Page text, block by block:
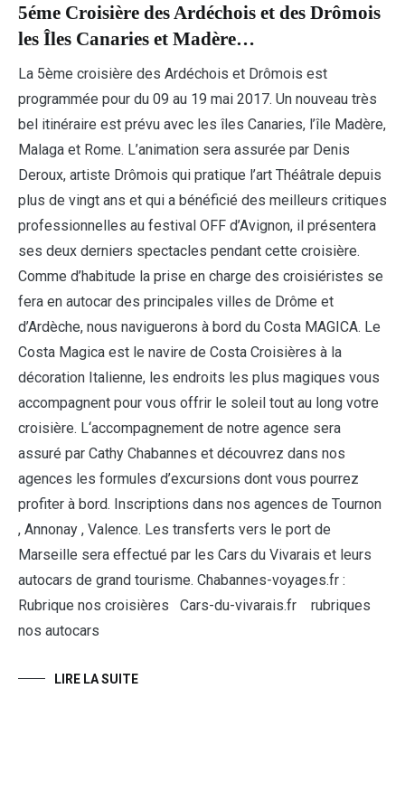
5éme Croisière des Ardéchois et des Drômois
les Îles Canaries et Madère…
La 5ème croisière des Ardéchois et Drômois est
programmée pour du 09 au 19 mai 2017. Un nouveau très
bel itinéraire est prévu avec les îles Canaries, l’île Madère,
Malaga et Rome. L’animation sera assurée par Denis
Deroux, artiste Drômois qui pratique l’art Théâtrale depuis
plus de vingt ans et qui a bénéficié des meilleurs critiques
professionnelles au festival OFF d’Avignon, il présentera
ses deux derniers spectacles pendant cette croisière.
Comme d’habitude la prise en charge des croisiéristes se
fera en autocar des principales villes de Drôme et
d’Ardèche, nous naviguerons à bord du Costa MAGICA. Le
Costa Magica est le navire de Costa Croisières à la
décoration Italienne, les endroits les plus magiques vous
accompagnent pour vous offrir le soleil tout au long votre
croisière. L‘accompagnement de notre agence sera
assuré par Cathy Chabannes et découvrez dans nos
agences les formules d’excursions dont vous pourrez
profiter à bord. Inscriptions dans nos agences de Tournon
, Annonay , Valence. Les transferts vers le port de
Marseille sera effectué par les Cars du Vivarais et leurs
autocars de grand tourisme. Chabannes-voyages.fr :
Rubrique nos croisières Cars-du-vivarais.fr rubriques
nos autocars
LIRE LA SUITE